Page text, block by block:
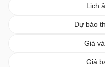
Lịch
Dự báo
Giá
Giá